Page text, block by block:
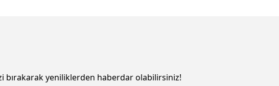
bırakarak yeniliklerden haberdar olabilirsiniz!